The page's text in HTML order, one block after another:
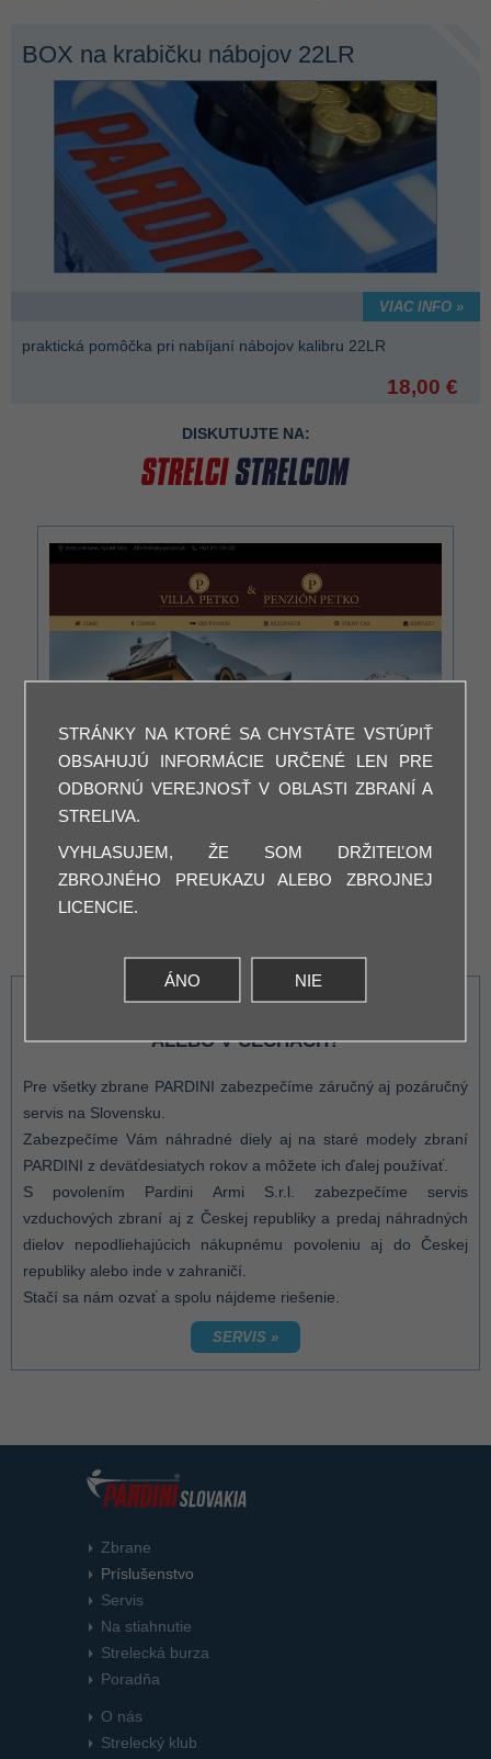
BOX na krabičku nábojov 22LR
VIAC INFO »
praktická pomôčka pri nabíjaní nábojov kalibru 22LR
18,00 €
DISKUTUJTE NA:
ak hľadáte vyskúšané moderné úbytovanie v Novej
výhľadom na tatranské štíty za veľmi rozumné ceny
HĽÁDÁTE SERVIS PARDINI NA SLOVENSKU
ALEBO V ČECHÁCH?
Pre všetky zbrane PARDINI zabezpečíme záručný aj pozáručný
servis na Slovensku.
Zabezpečíme Vám náhradné diely aj na staré modely zbraní
PARDINI z deväťdesiatych rokov a môžete ich ďalej používať.
S povolením Pardini Armi S.r.l. zabezpečíme servis
vzduchových zbraní aj z Českej republiky a predaj náhradných
dielov nepodliehajúcich nákupnému povoleniu aj do Českej
republiky alebo inde v zahraničí.
Stačí sa nám ozvať a spolu nájdeme riešenie.
SERVIS »
Zbrane
Príslušenstvo
Servis
Na stiahnutie
Strelecká burza
Poradňa
O nás
Strelecký klub
STRÁNKY NA KTORÉ SA CHYSTÁTE VSTÚPIŤ
OBSAHUJÚ INFORMÁCIE URČENÉ LEN PRE
ODBORNÚ VEREJNOSŤ V OBLASTI ZBRANÍ A
STRELIVA.
VYHLASUJEM, ŽE SOM DRŽITEĽOM
ZBROJNÉHO PREUKAZU ALEBO ZBROJNEJ
LICENCIE.
ÁNO NIE